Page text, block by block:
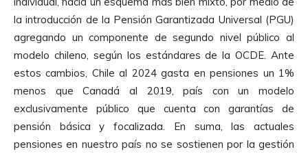
la introducción de la Pensión Garantizada Universal (PGU)
agregando un componente de segundo nivel público al
modelo chileno, según los estándares de la OCDE. Ante
estos cambios, Chile al 2024 gasta en pensiones un 1%
menos que Canadá al 2019, país con un modelo
exclusivamente público que cuenta con garantías de
pensión básica y focalizada. En suma, las actuales
pensiones en nuestro país no se sostienen por la gestión